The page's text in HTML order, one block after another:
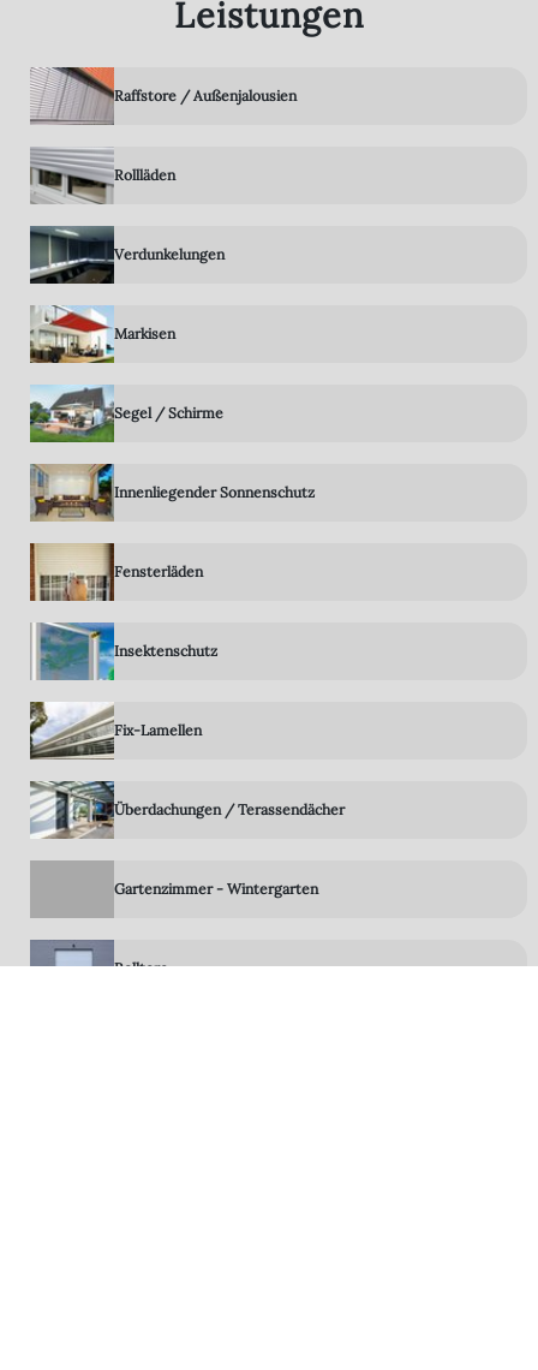
Leistungen
Raffstore / Außenjalousien
Rollläden
Verdunkelungen
Markisen
Segel / Schirme
Innenliegender Sonnenschutz
Fensterläden
Insektenschutz
Fix-Lamellen
Überdachungen / Terassendächer
Gartenzimmer - Wintergarten
Rolltore